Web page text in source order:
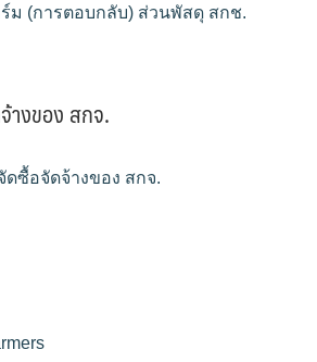
ม (การตอบกลับ) ส่วนพัสดุ สกช.
างของ สกจ.
ดซื้อจัดจ้างของ สกจ.